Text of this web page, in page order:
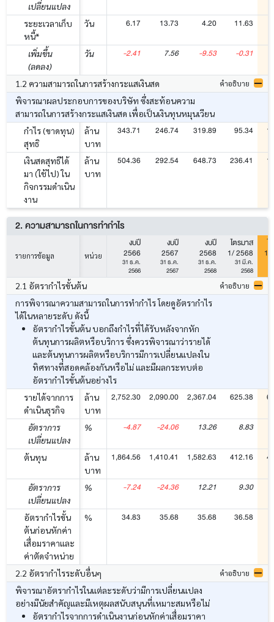
เปลี่ยนแปลง
ระยะเวลาเก็บ
หนี้*
วัน 6.17 13.73 4.20 11.63
เพิ่มขึ้น
(ลดลง)
วัน -2.41 7.56 -9.53 -0.31
1.2 ความสามารถในการสร้างกระแสเงินสด คำอธิบาย
พิจารณาผลประกอบการของบริษัท ซึ่งสะท้อนความ
สามารถในการสร้างกระแสเงินสด เพื่อเป็นเงินทุนหมุนเวียน
กำไร (ขาดทุน)
สุทธิ
ล้าน
บาท
343.71 246.74 319.89 95.34
เงินสดสุทธิได้
มา (ใช้ไป) ใน
กิจกรรมดำเนิน
งาน
ล้าน
บาท
504.36 292.54 648.73 236.41
2. ความสามารถในการทำกำไร
รายการข้อมูล หน่วย
งบปี
2566
31 ธ.ค.
2566
งบปี
2567
31 ธ.ค.
2567
งบปี
2568
31 ธ.ค.
2568
ไตรมาส
1/ 2568
31 มี.ค.
2568
ไ
1/
2.1 อัตรากำไรขั้นต้น คำอธิบาย
การพิจารณาความสามารถในการทำกำไร โดยดูอัตรากำไร
ได้ในหลายระดับ ดังนี้
อัตรากำไรขั้นต้น บอกถึงกำไรที่ได้รับหลังจากหัก
ต้นทุนการผลิตหรือบริการ ซึ่งควรพิจารณาว่ารายได้
และต้นทุนการผลิตหรือบริการมีการเปลี่ยนแปลงใน
ทิศทางที่สอดคล้องกันหรือไม่ และมีผลกระทบต่อ
อัตรากำไรขั้นต้นอย่างไร
รายได้จากการ
ดำเนินธุรกิจ
ล้าน
บาท
2,752.30 2,090.00 2,367.04 625.38
อัตราการ
เปลี่ยนแปลง
% -4.87 -24.06 13.26 8.83
ต้นทุน
ล้าน
บาท
1,864.56 1,410.41 1,582.63 412.16
อัตราการ
เปลี่ยนแปลง
% -7.24 -24.36 12.21 9.30
อัตรากำไรขั้น
ต้นก่อนหักค่า
เสื่อมราคาและ
ค่าตัดจำหน่าย
% 34.83 35.68 35.68 36.58
2.2 อัตรากำไรระดับอื่นๆ คำอธิบาย
พิจารณาอัตรากำไรในแต่ละระดับว่ามีการเปลี่ยนแปลง
อย่างมีนัยสำคัญและมีเหตุผลสนับสนุนที่เหมาะสมหรือไม่
อัตรากำไรจากการดำเนินงานก่อนหักค่าเสื่อมราคา